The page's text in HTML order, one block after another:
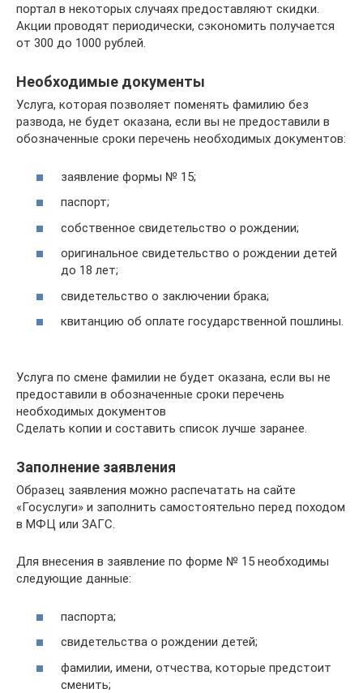
портал в некоторых случаях предоставляют скидки.
Акции проводят периодически, сэкономить получается
от 300 до 1000 рублей.
Необходимые документы
Услуга, которая позволяет поменять фамилию без
развода, не будет оказана, если вы не предоставили в
обозначенные сроки перечень необходимых документов:
заявление формы № 15;
паспорт;
собственное свидетельство о рождении;
оригинальное свидетельство о рождении детей
до 18 лет;
свидетельство о заключении брака;
квитанцию об оплате государственной пошлины.
Услуга по смене фамилии не будет оказана, если вы не
предоставили в обозначенные сроки перечень
необходимых документов
Сделать копии и составить список лучше заранее.
Заполнение заявления
Образец заявления можно распечатать на сайте
«Госуслуги» и заполнить самостоятельно перед походом
в МФЦ или ЗАГС.
Для внесения в заявление по форме № 15 необходимы
следующие данные:
паспорта;
свидетельства о рождении детей;
фамилии, имени, отчества, которые предстоит
сменить;